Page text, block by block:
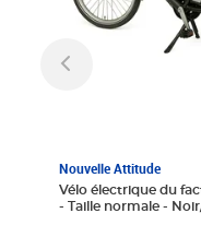
Nouvelle Attitude
Vélo électrique du
- Taille normale -